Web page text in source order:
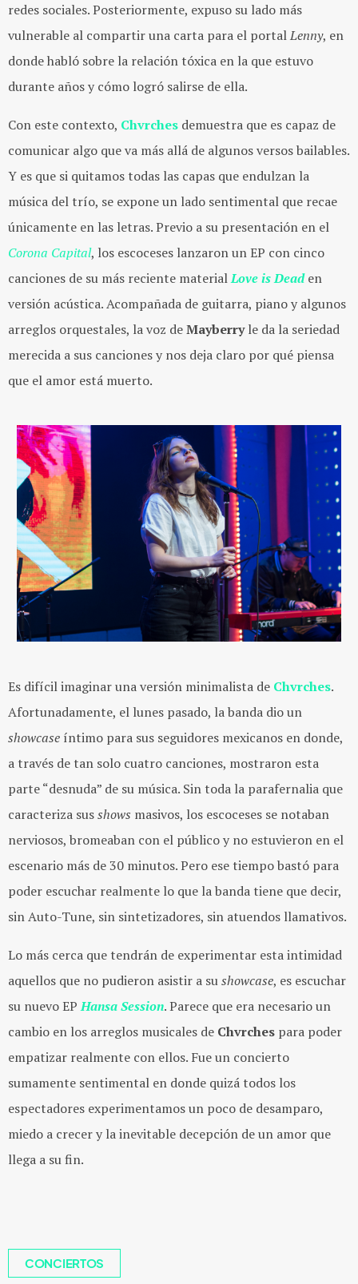
redes sociales. Posteriormente, expuso su lado más
vulnerable al compartir una ​carta para el portal ​Lenny​​, en
donde habló sobre la relación tóxica en la que estuvo
durante años y cómo logró salirse de ella.
Con este contexto, ​ Chvrches demuestra que es capaz de
comunicar algo que va más allá de algunos versos bailables.
Y es que si quitamos todas las capas que endulzan la
música del trío, se expone un lado sentimental que recae
únicamente en las letras. Previo a su presentación en el ​
Corona Capital​​, los escoceses lanzaron un EP con cinco
canciones de su más reciente material ​Love is Deade​n
versión acústica. Acompañada de guitarra, piano y algunos
arreglos orquestales, la voz de ​Mayberryle da la seriedad
merecida a sus canciones y nos deja claro por qué piensa
que el amor está muerto.
Es difícil imaginar una versión minimalista de ​ Chvrches​​.
Afortunadamente, el lunes pasado, la banda dio un ​
showcase ​ íntimo para sus seguidores mexicanos en donde,
a través de tan solo cuatro canciones, mostraron esta
parte “desnuda” de su música. Sin toda la parafernalia que
caracteriza susshows masivos, los escoceses se notaban
nerviosos, bromeaban con el público y no estuvieron en el
escenario más de 30 minutos. Pero ese tiempo bastó para
poder escuchar realmente lo que la banda tiene que decir,
sin ​Auto-Tune, sin sintetizadores, sin atuendos llamativos.
Lo más cerca que tendrán de experimentar esta intimidad
aquellos que no pudieron asistir a su ​showcase, e​s escuchar
su nuevo EP​​Hansa Session.​​ P​arece que era necesario un
cambio en los arreglos musicales de ​Chvrches para poder
empatizar realmente con ellos. Fue un concierto
sumamente sentimental en donde quizá todos los
espectadores experimentamos un poco de desamparo,
miedo a crecer y la inevitable decepción de un amor que
llega a su fin.
CONCIERTOS